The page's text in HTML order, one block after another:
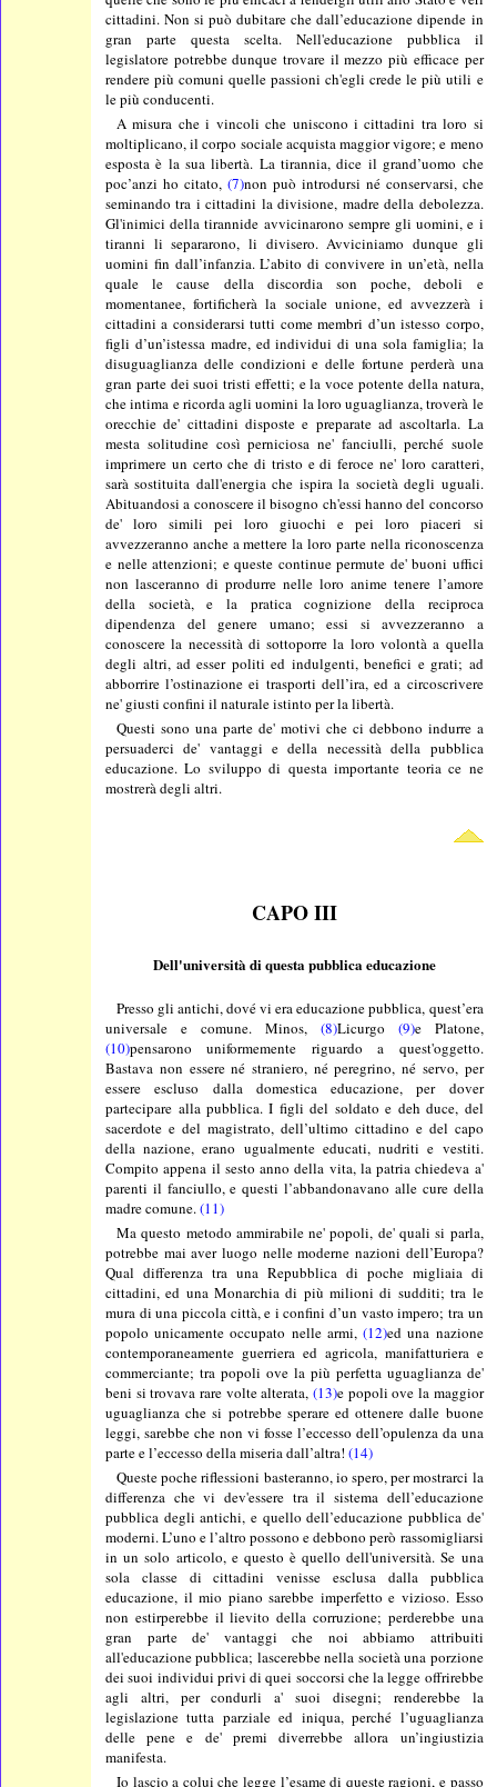
cittadini. Non si può dubitare che dall’educazione dipende in
gran parte questa scelta. Nell'educazione pubblica il
legislatore potrebbe dunque trovare il mezzo più efficace per
rendere più comuni quelle passioni ch'egli crede le più utili e
le più conducenti.
A misura che i vincoli che uniscono i cittadini tra loro si
moltiplicano, il corpo sociale acquista maggior vigore; e meno
esposta è la sua libertà. La tirannia, dice il grand’uomo che
poc’anzi ho citato, (7)non può introdursi né conservarsi, che
seminando tra i cittadini la divisione, madre della debolezza.
Gl'inimici della tirannide avvicinarono sempre gli uomini, e i
tiranni li separarono, li divisero. Avviciniamo dunque gli
uomini fin dall’infanzia. L’abito di convivere in un’età, nella
quale le cause della discordia son poche, deboli e
momentanee, fortificherà la sociale unione, ed avvezzerà i
cittadini a considerarsi tutti come membri d’un istesso corpo,
figli d’un’istessa madre, ed individui di una sola famiglia; la
disuguaglianza delle condizioni e delle fortune perderà una
gran parte dei suoi tristi effetti; e la voce potente della natura,
che intima e ricorda agli uomini la loro uguaglianza, troverà le
orecchie de' cittadini disposte e preparate ad ascoltarla. La
mesta solitudine così perniciosa ne' fanciulli, perché suole
imprimere un certo che di tristo e di feroce ne' loro caratteri,
sarà sostituita dall'energia che ispira la società degli uguali.
Abituandosi a conoscere il bisogno ch'essi hanno del concorso
de' loro simili pei loro giuochi e pei loro piaceri si
avvezzeranno anche a mettere la loro parte nella riconoscenza
e nelle attenzioni; e queste continue permute de' buoni uffici
non lasceranno di produrre nelle loro anime tenere l’amore
della società, e la pratica cognizione della reciproca
dipendenza del genere umano; essi si avvezzeranno a
conoscere la necessità di sottoporre la loro volontà a quella
degli altri, ad esser politi ed indulgenti, benefici e grati; ad
abborrire l’ostinazione ei trasporti dell’ira, ed a circoscrivere
ne' giusti confini il naturale istinto per la libertà.
Questi sono una parte de' motivi che ci debbono indurre a
persuaderci de' vantaggi e della necessità della pubblica
educazione. Lo sviluppo di questa importante teoria ce ne
mostrerà degli altri.
CAPO III
Dell'università di questa pubblica educazione
Presso gli antichi, dové vi era educazione pubblica, quest’era
universale e comune. Minos, (8)Licurgo (9)e Platone,
(10)pensarono uniformemente riguardo a quest'oggetto.
Bastava non essere né straniero, né peregrino, né servo, per
essere escluso dalla domestica educazione, per dover
partecipare alla pubblica. I figli del soldato e deh duce, del
sacerdote e del magistrato, dell’ultimo cittadino e del capo
della nazione, erano ugualmente educati, nudriti e vestiti.
Compito appena il sesto anno della vita, la patria chiedeva a'
parenti il fanciullo, e questi l’abbandonavano alle cure della
madre comune.(11)
Ma questo metodo ammirabile ne' popoli, de' quali si parla,
potrebbe mai aver luogo nelle moderne nazioni dell’Europa?
Qual differenza tra una Repubblica di poche migliaia di
cittadini, ed una Monarchia di più milioni di sudditi; tra le
mura di una piccola città, e i confini d’un vasto impero; tra un
popolo unicamente occupato nelle armi,(12)ed una nazione
contemporaneamente guerriera ed agricola, manifatturiera e
commerciante; tra popoli ove la più perfetta uguaglianza de'
beni si trovava rare volte alterata, (13)e popoli ove la maggior
uguaglianza che si potrebbe sperare ed ottenere dalle buone
leggi, sarebbe che non vi fosse l’eccesso dell’opulenza da una
parte e l’eccesso della miseria dall’altra!(14)
Queste poche riflessioni basteranno, io spero, per mostrarci la
differenza che vi dev'essere tra il sistema dell’educazione
pubblica degli antichi, e quello dell’educazione pubblica de'
moderni. L’uno e l’altro possono e debbono però rassomigliarsi
in un solo articolo, e questo è quello dell'università. Se una
sola classe di cittadini venisse esclusa dalla pubblica
educazione, il mio piano sarebbe imperfetto e vizioso. Esso
non estirperebbe il lievito della corruzione; perderebbe una
gran parte de' vantaggi che noi abbiamo attribuiti
all'educazione pubblica; lascerebbe nella società una porzione
dei suoi individui privi di quei soccorsi che la legge offrirebbe
agli altri, per condurli a' suoi disegni; renderebbe la
legislazione tutta parziale ed iniqua, perché l’uguaglianza
delle pene e de' premi diverrebbe allora un’ingiustizia
manifesta.
Io lascio a colui che legge l’esame di queste ragioni, e passo